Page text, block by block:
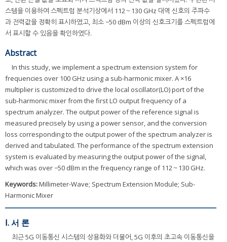
스템을 이용하여 스펙트럼 분석기상에서 112～130 GHz 대역 신호의 주파수
과 전력값을 정확히 표시하였고, 최소 −50 dBm 이상의 신호크기를 스펙트럼에
서 표시할 수 있음을 확인하였다.
Abstract
In this study, we implement a spectrum extension system for
frequencies over 100 GHz using a sub-harmonic mixer. A ×16
multiplier is customized to drive the local oscillator(LO) port of the
sub-harmonic mixer from the first LO output frequency of a
spectrum analyzer. The output power of the reference signal is
measured precisely by using a power sensor, and the conversion
loss corresponding to the output power of the spectrum analyzer is
derived and tabulated. The performance of the spectrum extension
system is evaluated by measuring the output power of the signal,
which was over −50 dBm in the frequency range of 112～130 GHz.
Keywords:Millimeter-Wave; Spectrum Extension Module; Sub-
Harmonic Mixer
Ⅰ. 서 론
최근 5G 이동통신 시스템의 상용화와 더불어, 5G 이후의 초고속 이동통신을